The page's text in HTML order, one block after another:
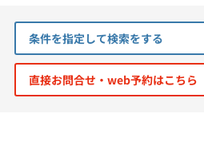
会員メニュー
条件を指定して検索をする
直接お問合せ・web予約はこちら